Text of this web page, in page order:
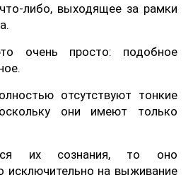
либо, выходящее за рамки
очень просто: подобное
отсутствуют тонкие
они имеют только
их сознания, то оно
исключительно на выживание